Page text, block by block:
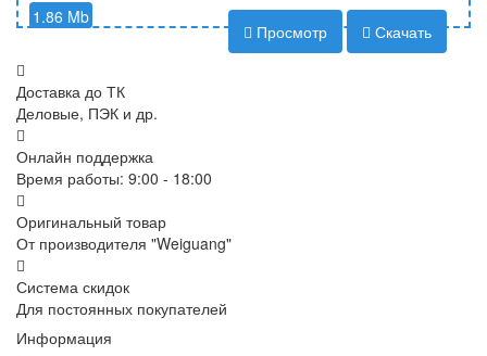
1.86 Mb
Просмотр Скачать
Доставка до ТК
Деловые, ПЭК и др.
Онлайн поддержка
Время работы: 9:00 - 18:00
Оригинальный товар
От производителя "Weiguang"
Система скидок
Для постоянных покупателей
Информация